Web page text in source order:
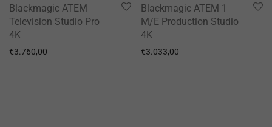
Blackmagic ATEM
Television Studio Pro
4K
€3.760,00
Blackmagic ATEM 1
M/E Production Studio
4K
€3.033,00